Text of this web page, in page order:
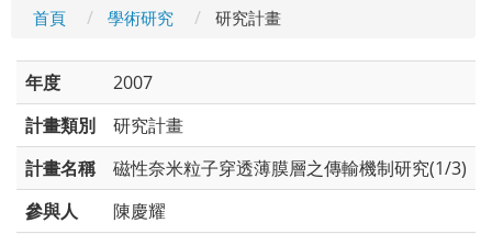
首頁 學術研究 研究計畫
年度
2007
計畫類別
研究計畫
計畫名稱
磁性奈米粒子穿透薄膜層之傳輸機制研究(1/3)
參與人
陳慶耀